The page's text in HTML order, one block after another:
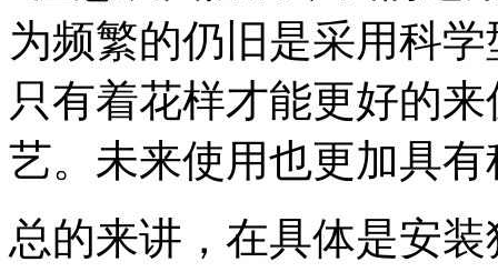
为频繁的仍旧是采用科
只有着花样才能更好的
艺。未来使用也更加具
总的来讲，在具体是安